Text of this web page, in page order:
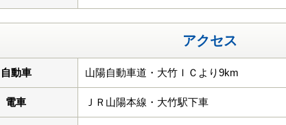
アクセス
自動車 山陽自動車道・大竹ＩＣより9km
電車 ＪＲ山陽本線・大竹駅下車